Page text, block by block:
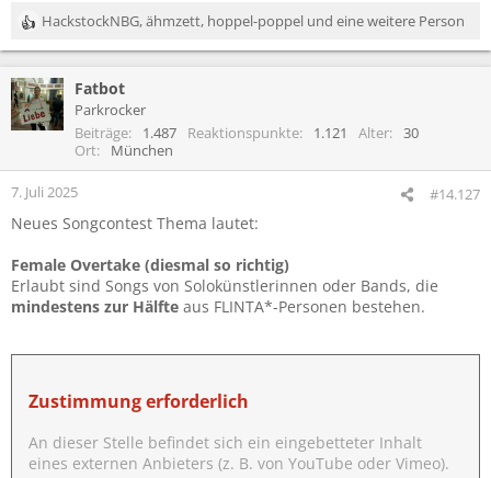
R
e
k
t
i
n
:
HackstockNBG,ähmzett, hoppel-poppel und eine weitere Person
Fatbot
Parkrocker
Beiträge
1.487 Reaktionspunkte 1.121 Alter
30
Ort
München
7. Juli 2025 #14.127
Neues Songcontest Thema lautet:
Female Overtake (diesmal so richtig)
Erlaubt sind Songs von Solokünstlerinnen oder Bands, die
mindestens zur Hälfte aus FLINTA*-Personen bestehen.
Zustimmung erforderlich
An dieser Stelle befindet sich ein eingebetteter Inhalt
eines externen Anbieters (z. B. von YouTube oder Vimeo).